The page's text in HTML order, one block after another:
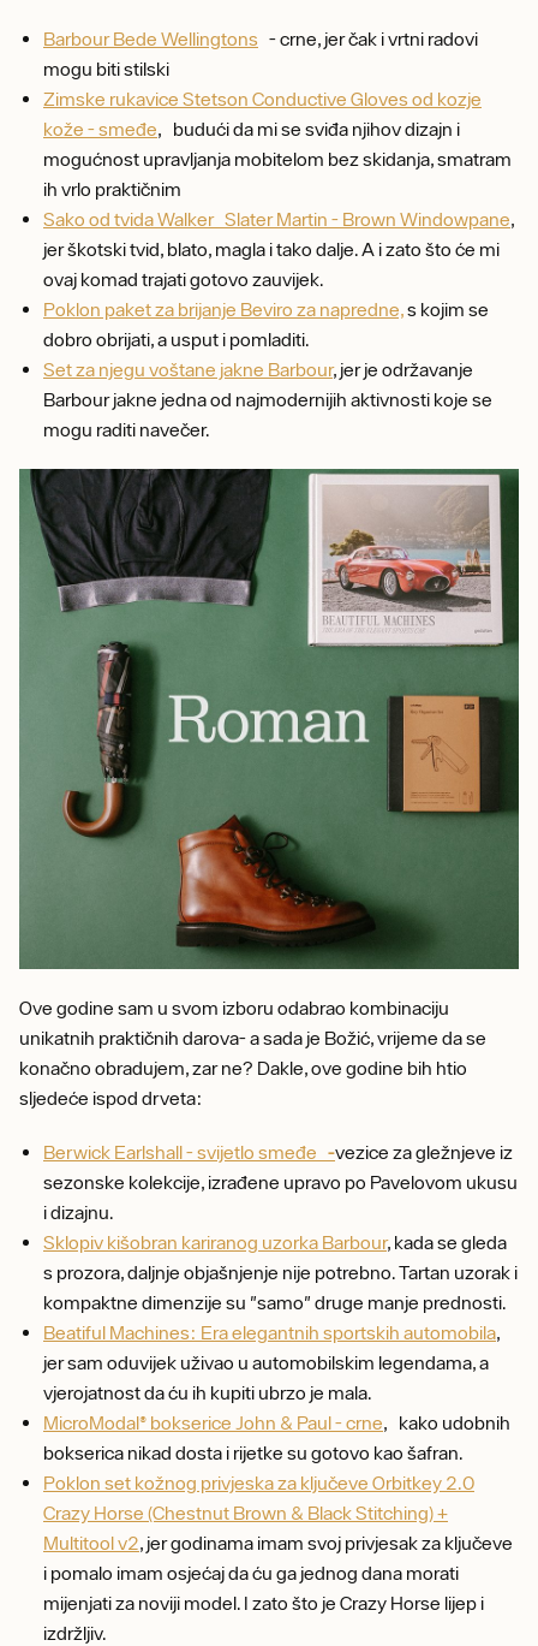
Barbour Bede Wellingtons - crne, jer čak i vrtni radovi
mogu biti stilski
Zimske rukavice Stetson Conductive Gloves od kozje
kože - smeđe, budući da mi se sviđa njihov dizajn i
mogućnost upravljanja mobitelom bez skidanja, smatram
ih vrlo praktičnim
Sako od tvida Walker Slater Martin - Brown Windowpane,
jer škotski tvid, blato, magla i tako dalje. A i zato što će mi
ovaj komad trajati gotovo zauvijek.
Poklon paket za brijanje Beviro za napredne,s kojim se
dobro obrijati, a usput i pomladiti.
Set za njegu voštane jakne Barbour, jer je održavanje
Barbour jakne jedna od najmodernijih aktivnosti koje se
mogu raditi navečer.
Ove godine sam u svom izboru odabrao kombinaciju
unikatnih praktičnih darova- a sada je Božić, vrijeme da se
konačno obradujem, zar ne? Dakle, ove godine bih htio
sljedeće ispod drveta:
Berwick Earlshall - svijetlo smeđe -vezice za gležnjeve iz
sezonske kolekcije, izrađene upravo po Pavelovom ukusu
i dizajnu.
Sklopiv kišobran kariranog uzorka Barbour, kada se gleda
s prozora, daljnje objašnjenje nije potrebno. Tartan uzorak i
kompaktne dimenzije su "samo" druge manje prednosti.
Beatiful Machines: Era elegantnih sportskih automobila,
jer sam oduvijek uživao u automobilskim legendama, a
vjerojatnost da ću ih kupiti ubrzo je mala.
MicroModal® bokserice John & Paul - crne, kako udobnih
bokserica nikad dosta i rijetke su gotovo kao šafran.
Poklon set kožnog privjeska za ključeve Orbitkey 2.0
Crazy Horse (Chestnut Brown & Black Stitching) +
Multitool v2, jer godinama imam svoj privjesak za ključeve
i pomalo imam osjećaj da ću ga jednog dana morati
mijenjati za noviji model. I zato što je Crazy Horse lijep i
izdržljiv.